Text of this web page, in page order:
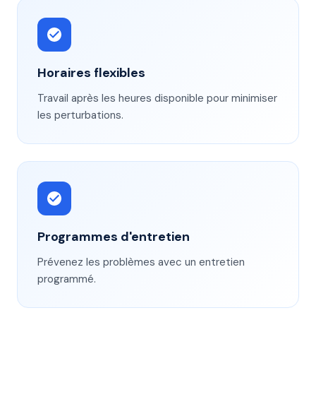
Horaires flexibles
Travail après les heures disponible pour minimiser
les perturbations.
Programmes d'entretien
Prévenez les problèmes avec un entretien
programmé.